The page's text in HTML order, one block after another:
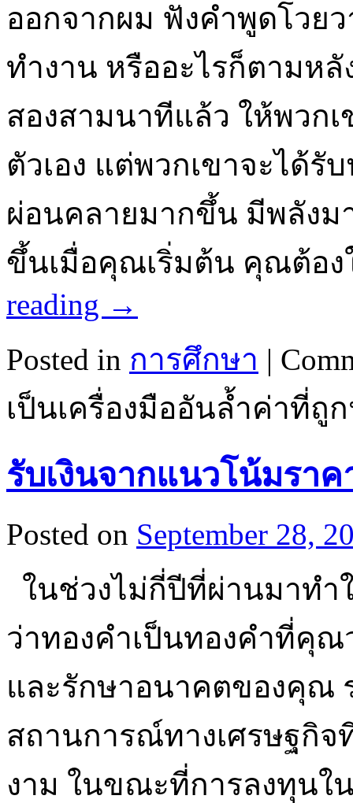
ออกจากผม ฟังคำพูดโวย
ทำงาน หรืออะไรก็ตามห
สองสามนาทีแล้ว ให้พวก
ตัวเอง แต่พวกเขาจะได้
ผ่อนคลายมากขึ้น มีพลัง
ขึ้นเมื่อคุณเริ่มต้น คุณต้อง
reading →
Posted in การศึกษา |
เป็นเครื่องมืออันล้ำค่าที่ถู
รับเงินจากแนวโน้มรา
Posted on September 28,
ในช่วงไม่กี่ปีที่ผ่านมาทำ
ว่าทองคำเป็นทองคำที่คุณ
และรักษาอนาคตของคุณ
สถานการณ์ทางเศรษฐกิจ
งาม ในขณะที่การลงทุน